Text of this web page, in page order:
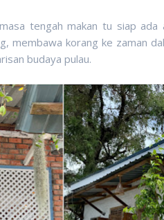
tengah makan tu siap ada
membawa korang ke zaman
budaya pulau.